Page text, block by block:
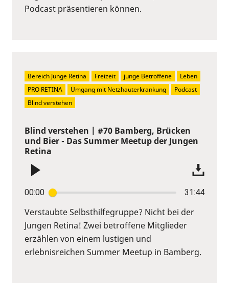
Podcast präsentieren können.
Blind verstehen | #70 Bamberg, Brücken
und Bier - Das Summer Meetup der Jungen
Retina
00:00 31:44
Verstaubte Selbsthilfegruppe? Nicht bei der
Jungen Retina! Zwei betroffene Mitglieder
erzählen von einem lustigen und
erlebnisreichen Summer Meetup in Bamberg.
Bereich Junge Retina Freizeit junge Betroffene
Leben
PRO RETINA
Umgang mit Netzhauterkrankung
Podcast
Blind verstehen